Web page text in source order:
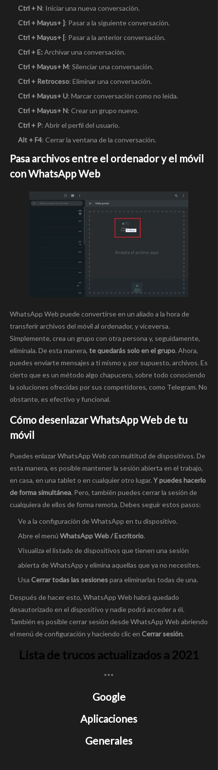
Ctrl + N: Iniciar una nueva conversación.
Ctrl + Mayus+ ]: Pasar a la siguiente conversación.
Ctrl + Mayus+ [: Pasar a la anterior conversación.
Ctrl + E: Archivar una conversación.
Ctrl + Mayus+ M: Silenciar una conversación.
Ctrl + Retroceso: Eliminar una conversación.
Ctrl + Mayus+ U: Marcar conversación como no leída.
Ctrl + Mayus+ N: Crear un grupo nuevo.
Ctrl + P: Abrir el perfil del usuario.
Alt + F4: Cerrar la ventana de la conversación.
Pasa archivos entre el ordenador y el móvil
con WhatsApp Web
WhatsApp Web puede convertirse en un aliado a la hora de
transferir archivos del móvil al ordenador, y viceversa.
Simplemente, crea un grupo con otra persona y, seguidamente,
elimínala. De esta manera, te quedarás solo en el grupo. Ahora,
puedes enviarte mensajes a ti mismo y, por supuesto, archivos. Es
cierto que es un método algo chapucero, sobre todo conociendo
la soluciones ofrecidas por sus competidores, como Telegram. No
obstante, es efectivo y funcional.
Cómo desenlazar WhatsApp Web de tu
móvil
Puedes enlazar WhatsApp Web con multitud de dispositivos. De
esta manera, es posible mantener la sesión abierta en el trabajo,
en casa, en una tablet o en cualquier otro lugar.Y puedes hacerlo
de forma simultánea. Pero, también puedes cerrar la sesión de
cualquiera de ellos de forma remota. Debes seguir estos pasos:
Ve a la configuración de WhatsApp en tu dispositivo.
Abre el menú WhatsApp Web / Escritorio.
Visualiza el listado de dispositivos que tienen una sesión
abierta de WhatsApp y elimina aquellas que ya no necesites.
Usa Cerrar todas las sesionespara eliminarlas todas de una.
Después de hacer esto, WhatsApp Web habrá quedado
desautorizado en el dispositivo y nadie podrá acceder a él.
También es posible cerrar sesión desde WhatsApp Web abriendo
el menú de configuración y haciendo clic en Cerrar sesión.
Lista de trucos actualizados a 2021
***
Google
Aplicaciones
Generales